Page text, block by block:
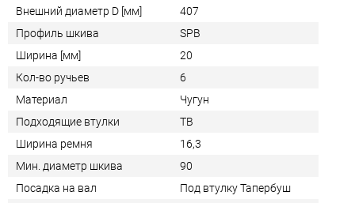
Внешний диаметр D [мм]
407
Профиль шкива
SPB
Ширина [мм]
20
Кол-во ручьев
6
Материал
Чугун
Подходящие втулки
TB
Ширина ремня
16,3
Мин. диаметр шкива
90
Посадка на вал
Под втулку Тапербуш